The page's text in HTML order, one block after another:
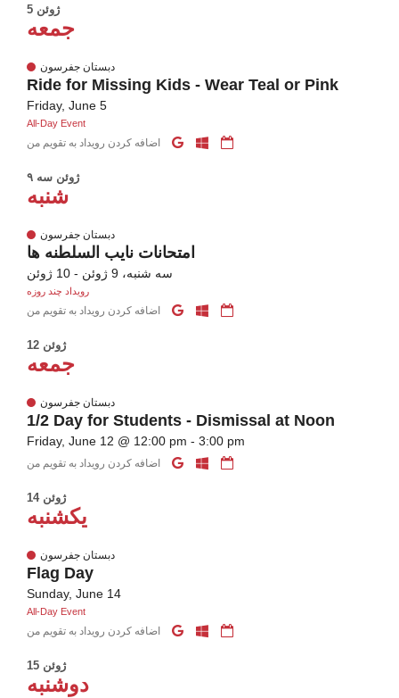
5 ژوئن
جمعه
دبستان جفرسون
Ride for Missing Kids - Wear Teal or Pink
Friday, June 5
All-Day Event
۹ ژوئن سه
شنبه
دبستان جفرسون
امتحانات نایب السلطنه ها
سه شنبه، 9 ژوئن - 10 ژوئن
رویداد چند روزه
12 ژوئن
جمعه
دبستان جفرسون
1/2 Day for Students - Dismissal at Noon
Friday, June 12 @ 12:00 pm - 3:00 pm
14 ژوئن
یکشنبه
دبستان جفرسون
Flag Day
Sunday, June 14
All-Day Event
15 ژوئن
دوشنبه